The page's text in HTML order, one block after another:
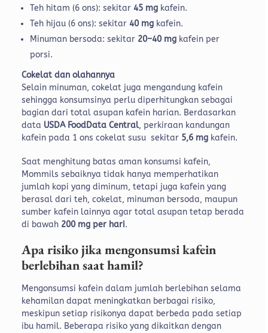
Teh hitam (6 ons): sekitar 45 mgkafein.
Teh hijau (6 ons): sekitar 40 mgkafein.
Minuman bersoda: sekitar 20–40 mgkafein per
porsi.
Cokelat dan olahannya
Selain minuman, cokelat juga mengandung kafein
sehingga konsumsinya perlu diperhitungkan sebagai
bagian dari total asupan kafein harian. Berdasarkan
data USDA FoodData Central, perkiraan kandungan
kafein pada 1 ons cokelat susu sekitar 5,6 mgkafein.
Saat menghitung batas aman konsumsi kafein,
Mommils sebaiknya tidak hanya memperhatikan
jumlah kopi yang diminum, tetapi juga kafein yang
berasal dari teh, cokelat, minuman bersoda, maupun
sumber kafein lainnya agar total asupan tetap berada
di bawah 200 mg per hari.
Apa risiko jika mengonsumsi kafein
berlebihan saat hamil?
Mengonsumsi kafein dalam jumlah berlebihan selama
kehamilan dapat meningkatkan berbagai risiko,
meskipun setiap risikonya dapat berbeda pada setiap
ibu hamil. Beberapa risiko yang dikaitkan dengan